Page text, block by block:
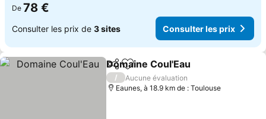
De 78 €
Consulter les prix de 3 sites Consulter les prix
PartagerAjouter à mes favoris
Domaine Coul'Eau
/
Aucune évaluation
Eaunes, à 18.9 km de : Toulouse